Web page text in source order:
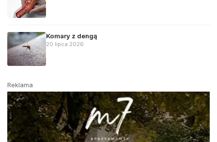
Komary z dengą
20 lipca 2026
Reklama